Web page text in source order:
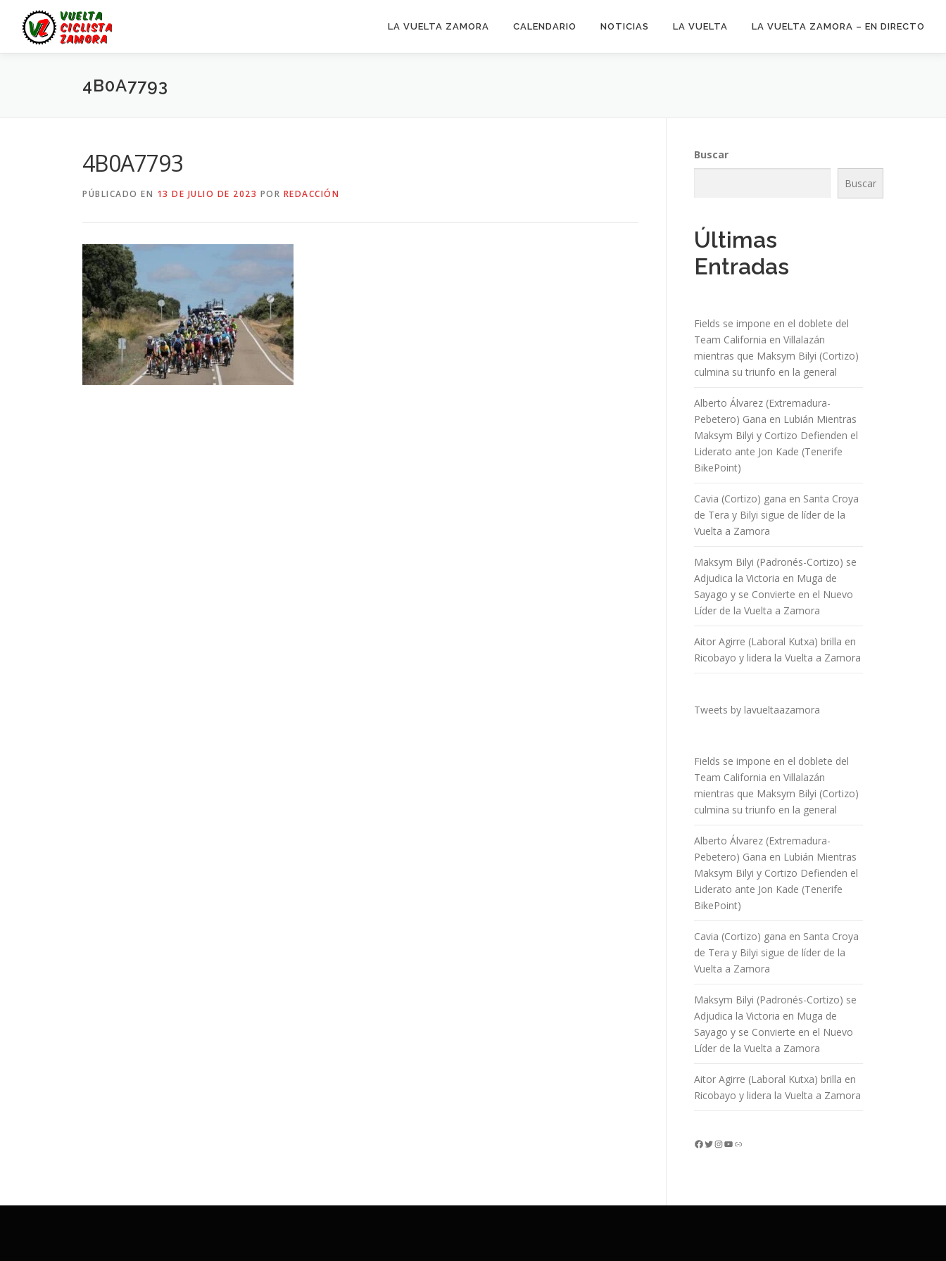
contenido
LA VUELTA ZAMORA CALENDARIO NOTICIAS LA VUELTA LA VUELTA ZAMORA – EN DIRECTO
4B0A7793
4B0A7793
PÚBLICADO EN 13 DE JULIO DE 2023 POR REDACCIÓN
Buscar
Buscar
Últimas
Entradas
Fields se impone en el doblete del
Team California en Villalazán
mientras que Maksym Bilyi (Cortizo)
culmina su triunfo en la general
Alberto Álvarez (Extremadura-
Pebetero) Gana en Lubián Mientras
Maksym Bilyi y Cortizo Defienden el
Liderato ante Jon Kade (Tenerife
BikePoint)
Cavia (Cortizo) gana en Santa Croya
de Tera y Bilyi sigue de líder de la
Vuelta a Zamora
Maksym Bilyi (Padronés-Cortizo) se
Adjudica la Victoria en Muga de
Sayago y se Convierte en el Nuevo
Líder de la Vuelta a Zamora
Aitor Agirre (Laboral Kutxa) brilla en
Ricobayo y lidera la Vuelta a Zamora
Tweets by lavueltaazamora
Fields se impone en el doblete del
Team California en Villalazán
mientras que Maksym Bilyi (Cortizo)
culmina su triunfo en la general
Alberto Álvarez (Extremadura-
Pebetero) Gana en Lubián Mientras
Maksym Bilyi y Cortizo Defienden el
Liderato ante Jon Kade (Tenerife
BikePoint)
Cavia (Cortizo) gana en Santa Croya
de Tera y Bilyi sigue de líder de la
Vuelta a Zamora
Maksym Bilyi (Padronés-Cortizo) se
Adjudica la Victoria en Muga de
Sayago y se Convierte en el Nuevo
Líder de la Vuelta a Zamora
Aitor Agirre (Laboral Kutxa) brilla en
Ricobayo y lidera la Vuelta a Zamora
Facebook Twitter InstagramYouTube Enlace